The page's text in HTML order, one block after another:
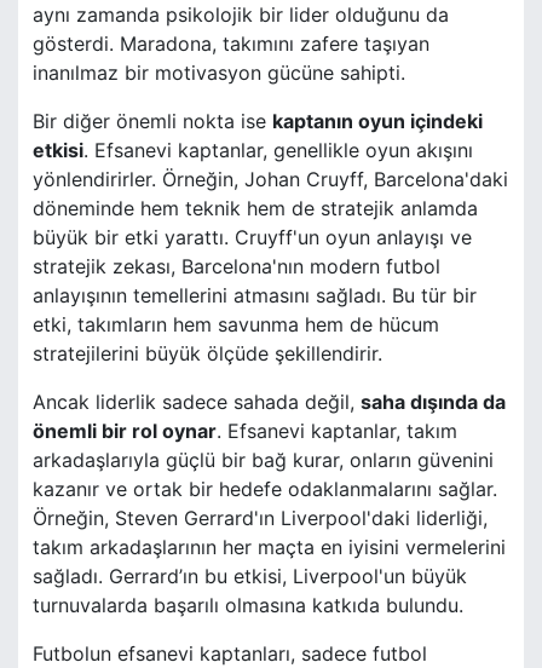
aynı zamanda psikolojik bir lider olduğunu da
gösterdi. Maradona, takımını zafere taşıyan
inanılmaz bir motivasyon gücüne sahipti.
Bir diğer önemli nokta ise kaptanın oyun içindeki
etkisi. Efsanevi kaptanlar, genellikle oyun akışını
yönlendirirler. Örneğin, Johan Cruyff, Barcelona'daki
döneminde hem teknik hem de stratejik anlamda
büyük bir etki yarattı. Cruyff'un oyun anlayışı ve
stratejik zekası, Barcelona'nın modern futbol
anlayışının temellerini atmasını sağladı. Bu tür bir
etki, takımların hem savunma hem de hücum
stratejilerini büyük ölçüde şekillendirir.
Ancak liderlik sadece sahada değil, saha dışında da
önemli bir rol oynar. Efsanevi kaptanlar, takım
arkadaşlarıyla güçlü bir bağ kurar, onların güvenini
kazanır ve ortak bir hedefe odaklanmalarını sağlar.
Örneğin, Steven Gerrard'ın Liverpool'daki liderliği,
takım arkadaşlarının her maçta en iyisini vermelerini
sağladı. Gerrard’ın bu etkisi, Liverpool'un büyük
turnuvalarda başarılı olmasına katkıda bulundu.
Futbolun efsanevi kaptanları, sadece futbol